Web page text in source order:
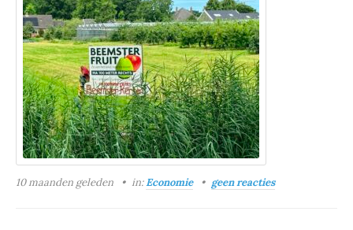
10 maanden geleden in:Economie geen reacties